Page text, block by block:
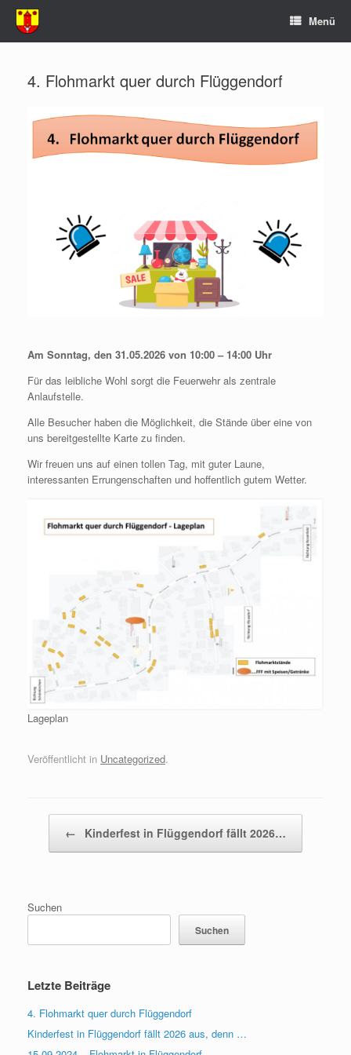
Zum
Inhalt
springen
Menü
4. Flohmarkt quer durch Flüggendorf
Am Sonntag, den 31.05.2026 von 10:00 – 14:00 Uhr
Für das leibliche Wohl sorgt die Feuerwehr als zentrale
Anlaufstelle.
Alle Besucher haben die Möglichkeit, die Stände über eine von
uns bereitgestellte Karte zu finden.
Wir freuen uns auf einen tollen Tag, mit guter Laune,
interessanten Errungenschaften und hoffentlich gutem Wetter.
Lageplan
Veröffentlicht in Uncategorized.
← Kinderfest in Flüggendorf fällt 2026…
Suchen
Suchen
Letzte Beiträge
4. Flohmarkt quer durch Flüggendorf
Kinderfest in Flüggendorf fällt 2026 aus, denn …